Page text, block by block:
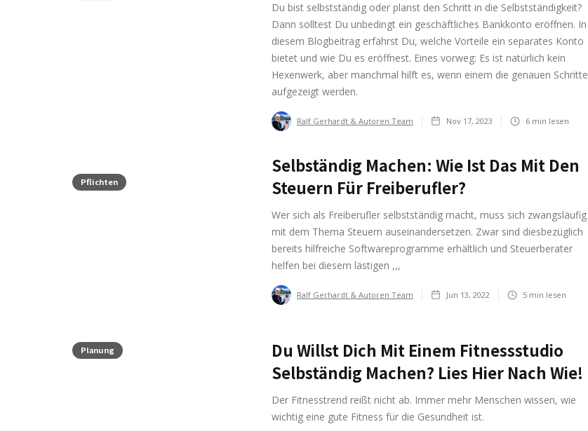
Du bist selbstständig oder planst den Schritt in die Selbstständigkeit?
Dann solltest Du unbedingt ein geschäftliches Bankkonto eröffnen. In
diesem Blogbeitrag erfährst Du, welche Vorteile ein separates Konto
bietet und wie Du es eröffnest. Eines vorweg: Es ist natürlich kein
Hexenwerk, aber manchmal hilft es, wenn einem die genauen Schritte
aufgezeigt werden.
Ralf Gerhardt & Autoren Team Nov 17, 2023 6 min lesen
Pflichten
Selbständig Machen: Wie Ist Das Mit Den
Steuern Für Freiberufler?
Wer sich als Freiberufler selbstständig macht, muss sich zwangsläufig
mit dem Thema Steuern auseinandersetzen. Zwar sind diesbezüglich
bereits hilfreiche Softwareprogramme erhältlich und Steuerberater
helfen bei diesem lästigen ,,,
Ralf Gerhardt & Autoren Team Jun 13, 2022 5 min lesen
Planung
Du Willst Dich Mit Einem Fitnessstudio
Selbständig Machen? Lies Hier Nach Wie!
Der Fitnesstrend reißt nicht ab. Immer mehr Menschen wissen, wie
wichtig eine gute Fitness für die Gesundheit ist.